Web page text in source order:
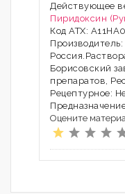
Действующее
Пиридоксин
Код АТХ:
Борисовский
препаратов,
Рецептурное:
Оцените